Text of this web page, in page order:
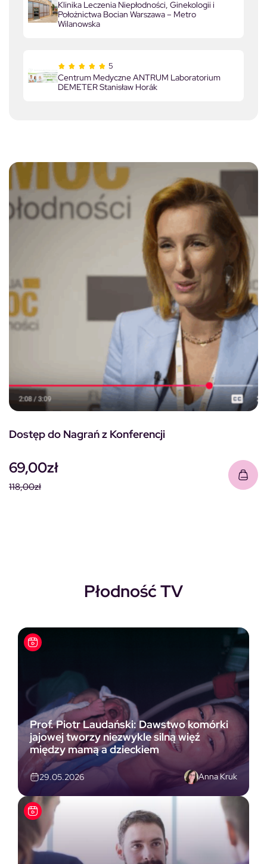
Klinika Leczenia Niepłodności, Ginekologii i
Położnictwa Bocian Warszawa – Metro
Wilanowska
5
Centrum Medyczne ANTRUM Laboratorium
DEMETER Stanisław Horák
Dostęp do Nagrań z Konferencji
118,00zł
69,00zł
Płodność TV
Prof. Piotr Laudański: Dawstwo komórki
jajowej tworzy niezwykle silną więź
między mamą a dzieckiem
29.05.2026 Anna Kruk